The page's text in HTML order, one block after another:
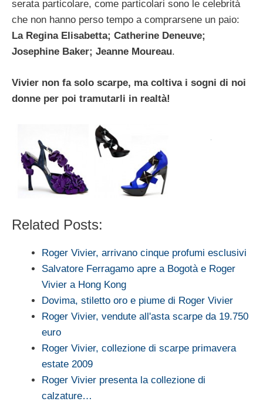
serata particolare, come particolari sono le celebrità
che non hanno perso tempo a comprarsene un paio:
La Regina Elisabetta; Catherine Deneuve;
Josephine Baker; Jeanne Moureau.
Vivier non fa solo scarpe, ma coltiva i sogni di noi
donne per poi tramutarli in realtà!
Related Posts:
Roger Vivier, arrivano cinque profumi esclusivi
Salvatore Ferragamo apre a Bogotà e Roger
Vivier a Hong Kong
Dovima, stiletto oro e piume di Roger Vivier
Roger Vivier, vendute all'asta scarpe da 19.750
euro
Roger Vivier, collezione di scarpe primavera
estate 2009
Roger Vivier presenta la collezione di
calzature…